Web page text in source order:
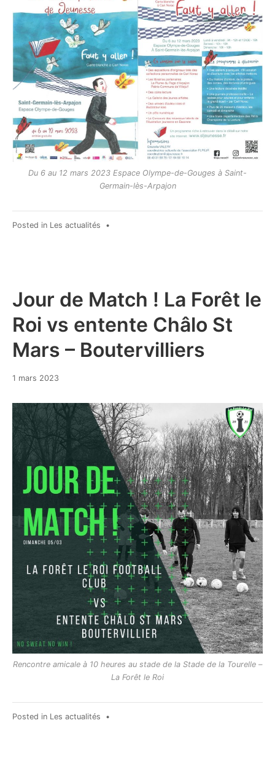
Du 6 au 12 mars 2023 Espace Olympe-de-Gouges à Saint-
Germain-lès-Arpajon
Posted in Les actualités •
Jour de Match ! La Forêt le
Roi vs entente Châlo St
Mars – Boutervilliers
1 mars 2023
2023
Rencontre amicale à 10 heures au stade de la Stade de la Tourelle –
La Forêt le Roi
Posted in Les actualités •